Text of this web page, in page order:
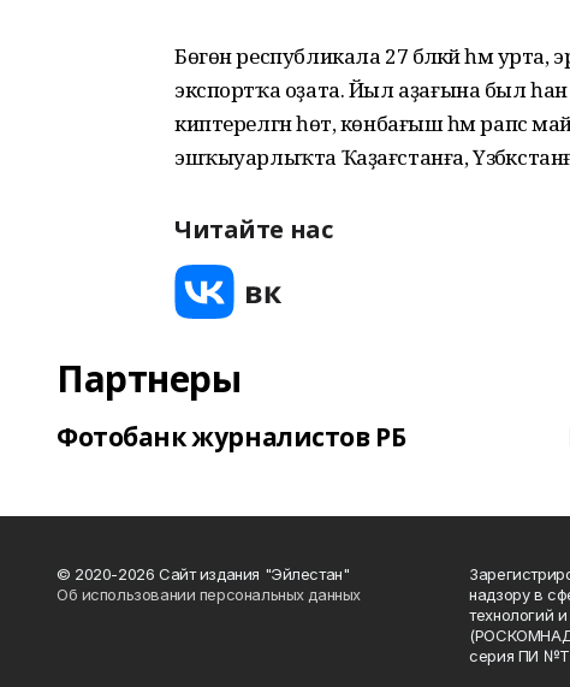
Бөгөн республикала 27 бәләкәй һәм
экспортҡа оҙата. Йыл аҙағына был һан
киптерелгән һөт, көнбағыш һәм рапс
эшҡыуарлыҡта Ҡаҙағстанға,
Читайте нас
Партнеры
Фотобанк журналистов РБ
© 2020-2026 Сайт издания "Эйлестан"
Об использовании персональных данных
надзору в
технологий
серия ПИ